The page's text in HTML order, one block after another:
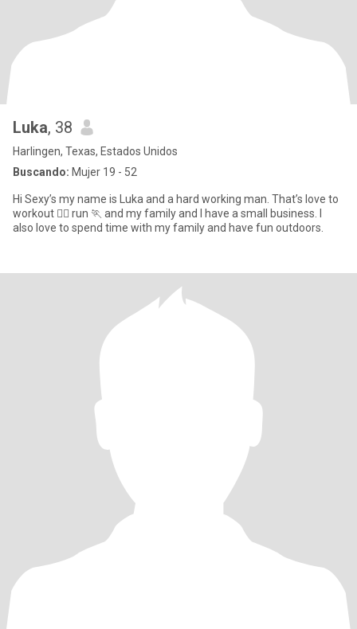
Luka, 38
Harlingen, Texas, Estados Unidos
Buscando: Mujer 19 - 52
Hi Sexy’s my name is Luka and a hard working man. That’s love to
workout 🏋️‍♀️ run 🏃 and my family and I have a small business. I
also love to spend time with my family and have fun outdoors.